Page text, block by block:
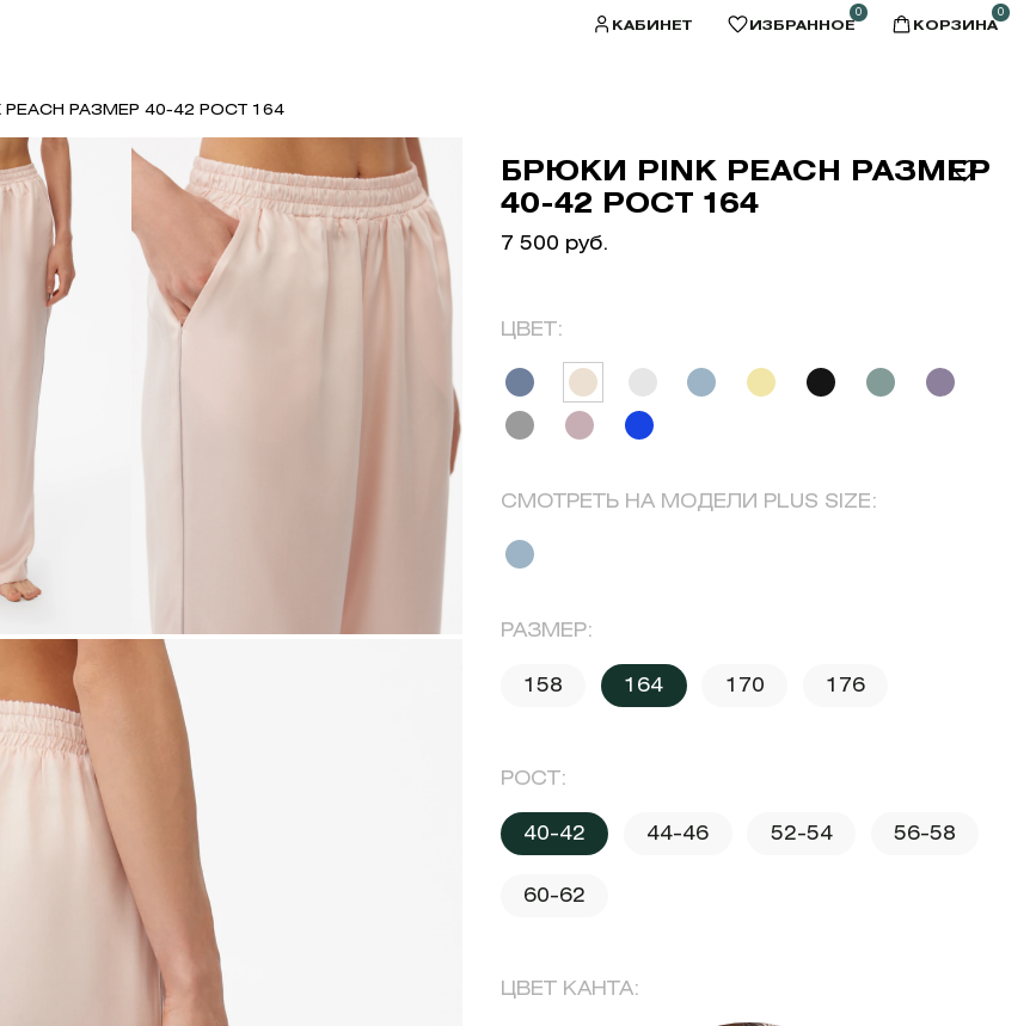
КАБИНЕТ ИЗБРАННОЕ
0
КОРЗИНА
0
PEACH РАЗМЕР 40-42 РОСТ 164
БРЮКИ PINK PEACH РАЗМЕР
40-42 РОСТ 164
7 500 руб.
ЦВЕТ:
СМОТРЕТЬ НА МОДЕЛИ PLUS SIZE:
РАЗМЕР:
158 164 170 176
РОСТ:
40-42 44-46 52-54 56-58
60-62
ЦВЕТ КАНТА: